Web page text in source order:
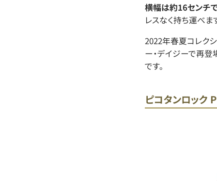
横幅は約16センチ
レスなく持ち運べま
2022年春夏コレク
ー・デイジーで再登
です。
ピコタンロック